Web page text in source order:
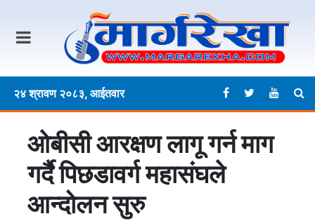
२४ श्रावण २०८३, आईतवार
ओबीसी आरक्षण लागू गर्न माग
गर्दै पिछडावर्ग महासंघले
आन्दोलन सुरु